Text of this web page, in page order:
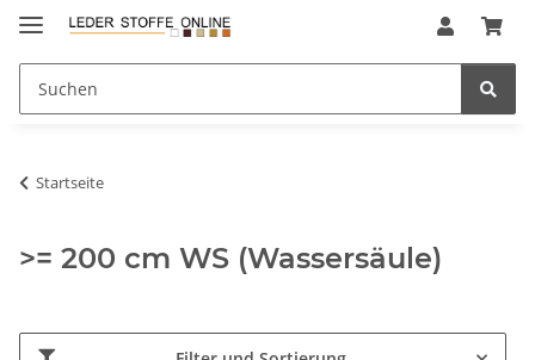
Startseite
>= 200 cm WS (Wassersäule)